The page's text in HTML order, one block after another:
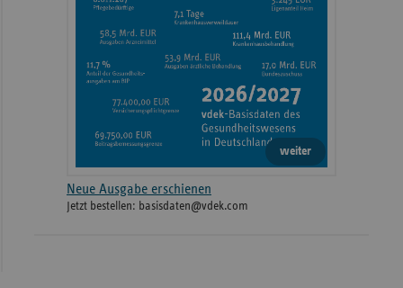
weiter
Neue Ausgabe erschienen
Jetzt bestellen: basisdaten@vdek.com